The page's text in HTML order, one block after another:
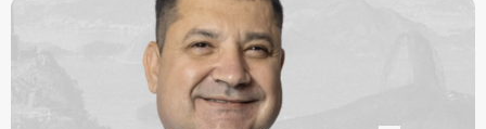
Garotinho também foi multado
O órgão também requer que o ex-governador seja